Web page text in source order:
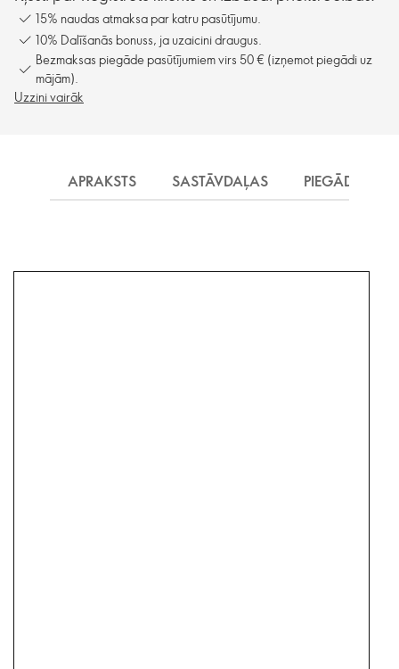
15% naudas atmaksa par katru pasūtījumu.
10% Dalīšanās bonuss, ja uzaicini draugus.
Bezmaksas piegāde pasūtījumiem virs 50 € (izņemot piegādi uz
mājām).
Uzzini vairāk
APRAKSTS SASTĀVDAĻAS PIEGĀDE